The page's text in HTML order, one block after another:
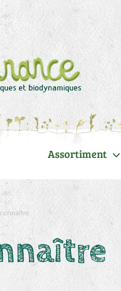
Assortiment